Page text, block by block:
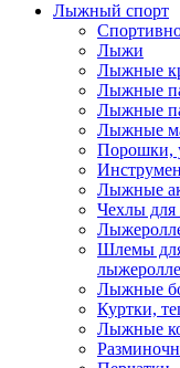
Лыжный спорт
Лыжи
Лыжные
Лыжные
Лыжные
Лыжные
Порошки,
Лыжные
Чехлы
Шлемы
Лыжные
Куртки,
Лыжные